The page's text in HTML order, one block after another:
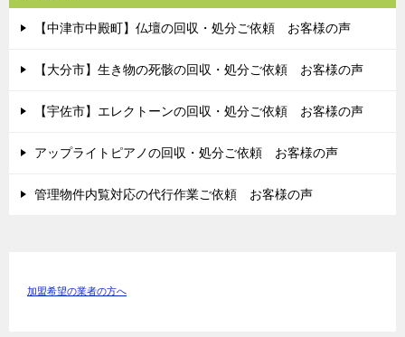
【中津市中殿町】仏壇の回収・処分ご依頼 お客様の声
【大分市】生き物の死骸の回収・処分ご依頼 お客様の声
【宇佐市】エレクトーンの回収・処分ご依頼 お客様の声
アップライトピアノの回収・処分ご依頼 お客様の声
管理物件内覧対応の代行作業ご依頼 お客様の声
加盟希望の業者の方へ